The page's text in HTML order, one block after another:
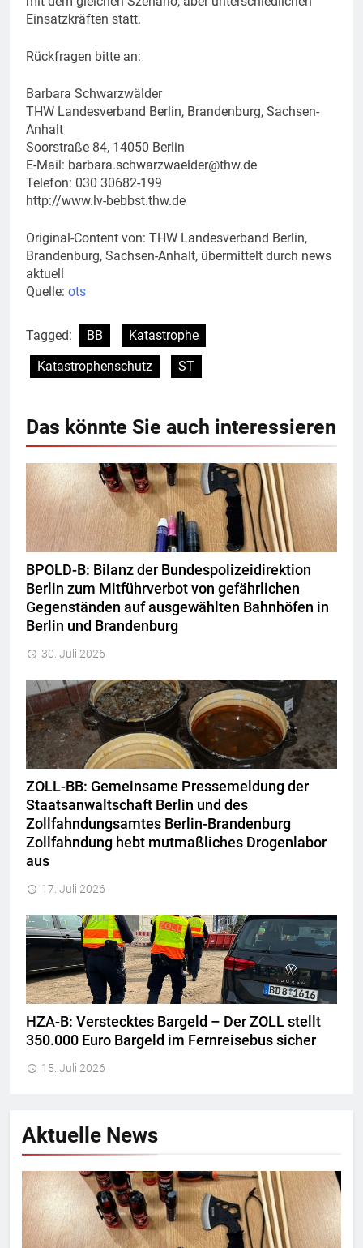
Einsatzkräften statt.
Rückfragen bitte an:
Barbara Schwarzwälder
THW Landesverband Berlin, Brandenburg, Sachsen-
Anhalt
Soorstraße 84, 14050 Berlin
E-Mail: barbara.schwarzwaelder@thw.de
Telefon: 030 30682-199
http://www.lv-bebbst.thw.de
Original-Content von: THW Landesverband Berlin,
Brandenburg, Sachsen-Anhalt, übermittelt durch news
aktuell
Quelle: ots
Tagged: BB
Katastrophe
Katastrophenschutz
ST
Das könnte Sie auch interessieren
BPOLD-B: Bilanz der Bundespolizeidirektion
Berlin zum Mitführverbot von gefährlichen
Gegenständen auf ausgewählten Bahnhöfen in
Berlin und Brandenburg
30. Juli 2026
ZOLL-BB: Gemeinsame Pressemeldung der
Staatsanwaltschaft Berlin und des
Zollfahndungsamtes Berlin-Brandenburg
Zollfahndung hebt mutmaßliches Drogenlabor
aus
17. Juli 2026
HZA-B: Verstecktes Bargeld – Der ZOLL stellt
350.000 Euro Bargeld im Fernreisebus sicher
15. Juli 2026
Aktuelle News